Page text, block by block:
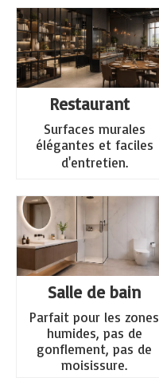
Restaurant
Surfaces murales
élégantes et faciles
d'entretien.
Salle de bain
Parfait pour les zones
humides, pas de
gonflement, pas de
moisissure.